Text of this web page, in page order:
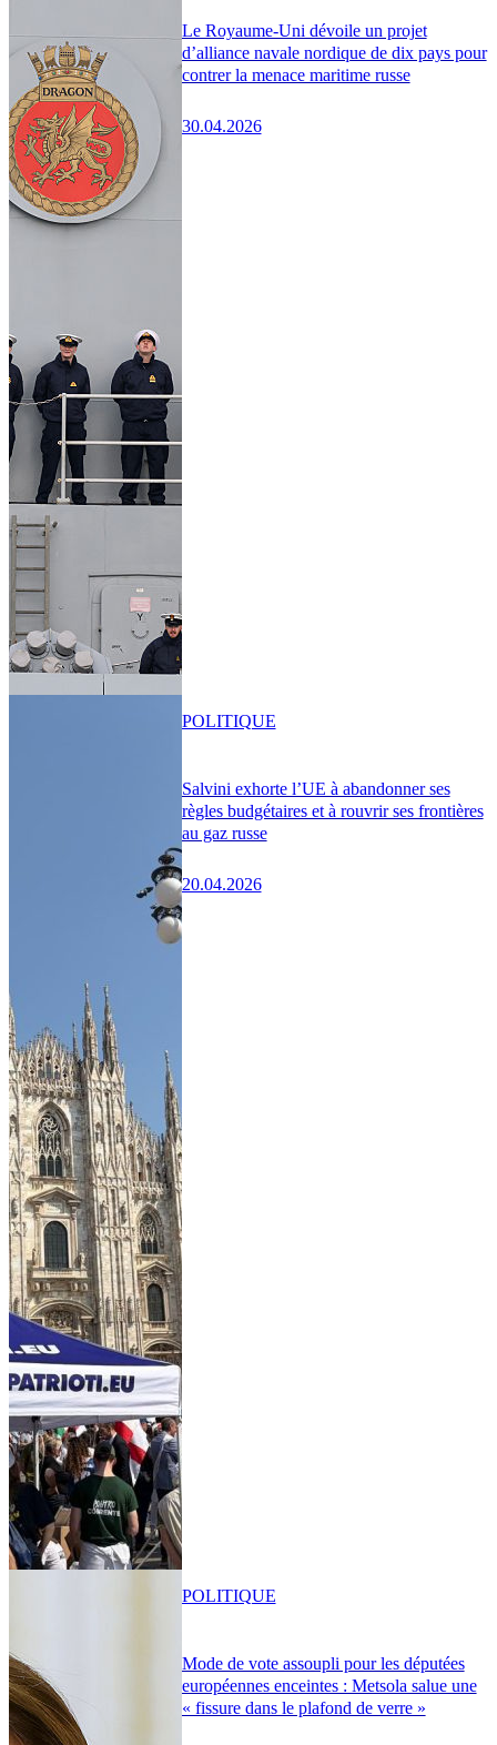
Le Royaume-Uni dévoile un projet
d’alliance navale nordique de dix pays pour
contrer la menace maritime russe
30.04.2026
Salvini exhorte l’UE à abandonner ses
règles budgétaires et à rouvrir ses frontières
au gaz russe
20.04.2026
POLITIQUE
Mode de vote assoupli pour les députées
européennes enceintes : Metsola salue une
« fissure dans le plafond de verre »
POLITIQUE